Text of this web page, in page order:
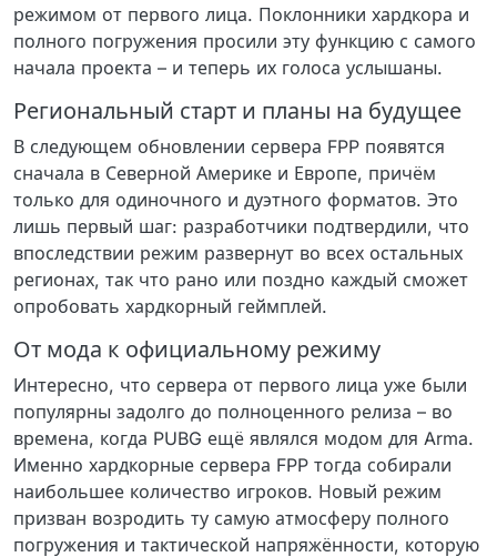
режимом от первого лица. Поклонники хардкора и
полного погружения просили эту функцию с самого
начала проекта – и теперь их голоса услышаны.
Региональный старт и планы на будущее
В следующем обновлении сервера FPP появятся
сначала в Северной Америке и Европе, причём
только для одиночного и дуэтного форматов. Это
лишь первый шаг: разработчики подтвердили, что
впоследствии режим развернут во всех остальных
регионах, так что рано или поздно каждый сможет
опробовать хардкорный геймплей.
От мода к официальному режиму
Интересно, что сервера от первого лица уже были
популярны задолго до полноценного релиза – во
времена, когда PUBG ещё являлся модом для Arma.
Именно хардкорные сервера FPP тогда собирали
наибольшее количество игроков. Новый режим
призван возродить ту самую атмосферу полного
погружения и тактической напряжённости, которую